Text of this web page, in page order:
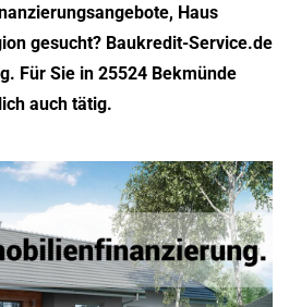
Haus
gesucht? Baukredit-Service.de
Für Sie in 25524 Bekmünde
auch tätig.